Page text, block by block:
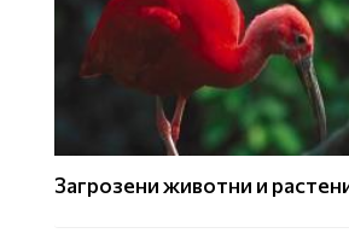
Загрозени животни и